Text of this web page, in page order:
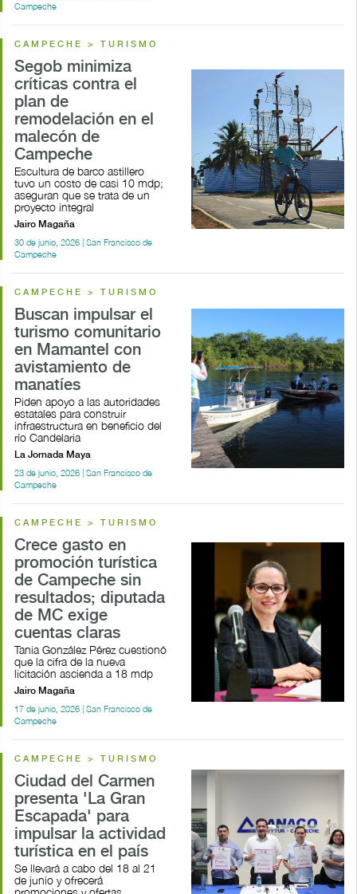
Campeche
CAMPECHE > TURISMO
Segob minimiza
críticas contra el
plan de
remodelación en el
malecón de
Campeche
Escultura de barco astillero
tuvo un costo de casi 10 mdp;
aseguran que se trata de un
proyecto integral
Jairo Magaña
30 de junio, 2026 | San Francisco de
Campeche
CAMPECHE > TURISMO
Buscan impulsar el
turismo comunitario
en Mamantel con
avistamiento de
manatíes
Piden apoyo a las autoridades
estatales para construir
infraestructura en beneficio del
río Candelaria
La Jornada Maya
23 de junio, 2026 | San Francisco de
Campeche
CAMPECHE > TURISMO
Crece gasto en
promoción turística
de Campeche sin
resultados; diputada
de MC exige
cuentas claras
Tania González Pérez cuestionó
que la cifra de la nueva
licitación ascienda a 18 mdp
Jairo Magaña
17 de junio, 2026 | San Francisco de
Campeche
CAMPECHE > TURISMO
Ciudad del Carmen
presenta 'La Gran
Escapada' para
impulsar la actividad
turística en el país
Se llevará a cabo del 18 al 21
de junio y ofrecerá